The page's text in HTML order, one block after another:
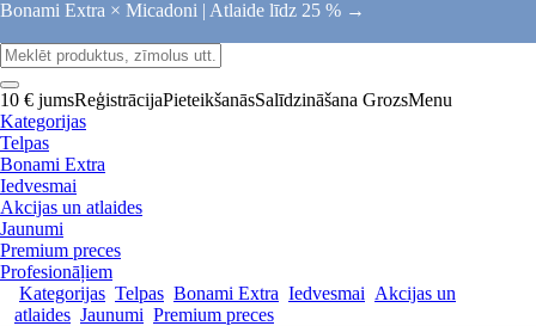
Bonami Extra × Micadoni | Atlaide līdz 25 % →
10 € jumsReģistrācijaPieteikšanāsSalīdzināšana GrozsMenu
Kategorijas
Telpas
Bonami Extra
Iedvesmai
Akcijas un atlaides
Jaunumi
Premium preces
Profesionāļiem
Kategorijas Telpas Bonami Extra Iedvesmai Akcijas un
atlaides Jaunumi Premium preces